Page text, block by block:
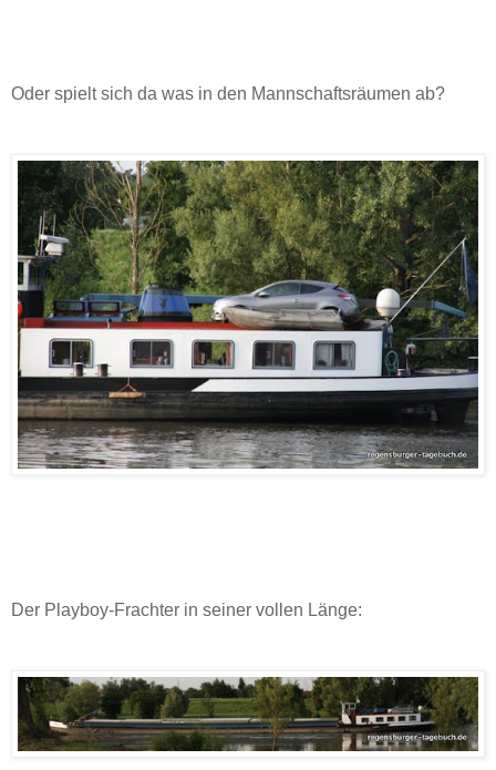
Oder spielt sich da was in den Mannschaftsräumen ab?
Der Playboy-Frachter in seiner vollen Länge: